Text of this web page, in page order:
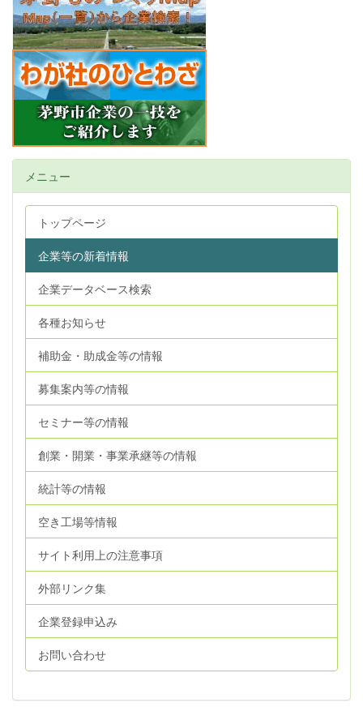
メニュー
トップページ
企業等の新着情報
企業データベース検索
各種お知らせ
補助金・助成金等の情報
募集案内等の情報
セミナー等の情報
創業・開業・事業承継等の情報
統計等の情報
空き工場等情報
サイト利用上の注意事項
外部リンク集
企業登録申込み
お問い合わせ